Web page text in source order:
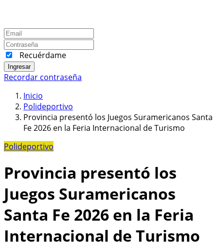
Recuérdame
Ingresar
Recordar contraseña
Inicio
Polideportivo
Provincia presentó los Juegos Suramericanos Santa
Fe 2026 en la Feria Internacional de Turismo
Polideportivo
Provincia presentó los
Juegos Suramericanos
Santa Fe 2026 en la Feria
Internacional de Turismo